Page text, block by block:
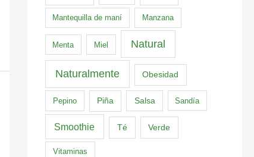
Mantequilla de maní Manzana
Menta Miel Natural
Naturalmente Obesidad
Pepino Piña Salsa Sandía
Smoothie Té Verde
Vitaminas